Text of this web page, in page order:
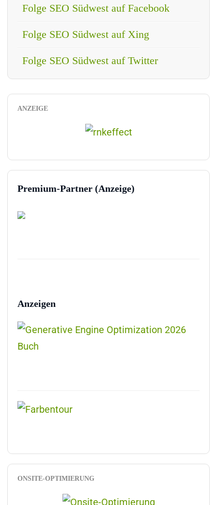
Folge SEO Südwest auf Facebook
Folge SEO Südwest auf Xing
Folge SEO Südwest auf Twitter
ANZEIGE
Premium-Partner (Anzeige)
Anzeigen
ONSITE-OPTIMIERUNG